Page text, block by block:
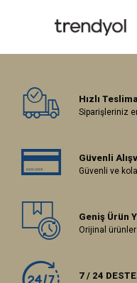
Hızlı
Siparişleriniz
Güvenli
Güvenli ve
Geniş Ürün
Orijinal
7 / 24